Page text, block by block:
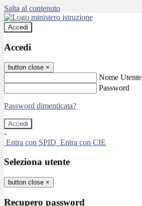
Salta al contenuto
Accedi
Accedi
button close ×
Nome Utente
Password
Password dimenticata?
-
Entra con SPID Entra con CIE
Seleziona utente
button close ×
Recupero password